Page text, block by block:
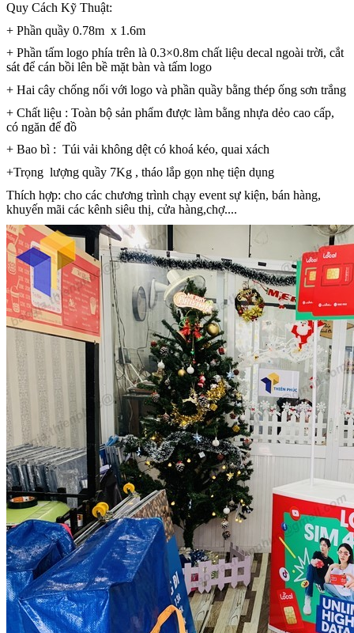
Quy Cách Kỹ Thuật:
+ Phần quầy 0.78m x 1.6m
+ Phần tấm logo phía trên là 0.3×0.8m chất liệu decal ngoài trời, cắt
sát để cán bồi lên bề mặt bàn và tấm logo
+ Hai cây chống nối với logo và phần quầy bằng thép ống sơn trắng
+ Chất liệu : Toàn bộ sản phẩm được làm bằng nhựa dẻo cao cấp,
có ngăn để đồ
+ Bao bì : Túi vải không dệt có khoá kéo, quai xách
+Trọng lượng quầy 7Kg , tháo lắp gọn nhẹ tiện dụng
Thích hợp: cho các chương trình chạy event sự kiện, bán hàng,
khuyến mãi các kênh siêu thị, cửa hàng,chợ....